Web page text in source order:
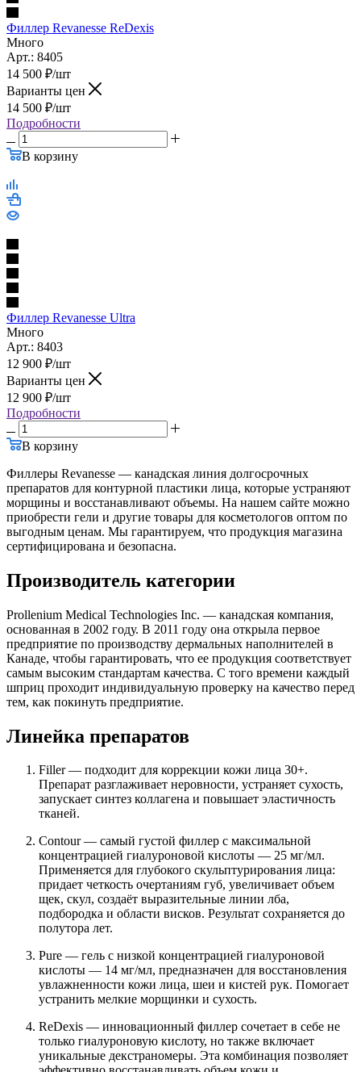
Филлер Revanesse ReDexis
Много
Арт.: 8405
14 500 ₽/шт
Варианты цен
14 500 ₽/шт
Подробности
В корзину
Филлер Revanesse Ultra
Много
Арт.: 8403
12 900 ₽/шт
Варианты цен
12 900 ₽/шт
Подробности
В корзину
Филлеры Revanesse — канадская линия долгосрочных
препаратов для контурной пластики лица, которые устраняют
морщины и восстанавливают объемы. На нашем сайте можно
приобрести гели и другие товары для косметологов оптом по
выгодным ценам. Мы гарантируем, что продукция магазина
сертифицирована и безопасна.
Производитель категории
Prollenium Medical Technologies Inc. — канадская компания,
основанная в 2002 году. В 2011 году она открыла первое
предприятие по производству дермальных наполнителей в
Канаде, чтобы гарантировать, что ее продукция соответствует
самым высоким стандартам качества. С того времени каждый
шприц проходит индивидуальную проверку на качество перед
тем, как покинуть предприятие.
Линейка препаратов
Filler — подходит для коррекции кожи лица 30+.
Препарат разглаживает неровности, устраняет сухость,
запускает синтез коллагена и повышает эластичность
тканей.
Contour — самый густой филлер с максимальной
концентрацией гиалуроновой кислоты — 25 мг/мл.
Применяется для глубокого скульптурирования лица:
придает четкость очертаниям губ, увеличивает объем
щек, скул, создаёт выразительные линии лба,
подбородка и области висков. Результат сохраняется до
полутора лет.
Pure — гель с низкой концентрацией гиалуроновой
кислоты — 14 мг/мл, предназначен для восстановления
увлажненности кожи лица, шеи и кистей рук. Помогает
устранить мелкие морщинки и сухость.
ReDexis — инновационный филлер сочетает в себе не
только гиалуроновую кислоту, но также включает
уникальные декстраномеры. Эта комбинация позволяет